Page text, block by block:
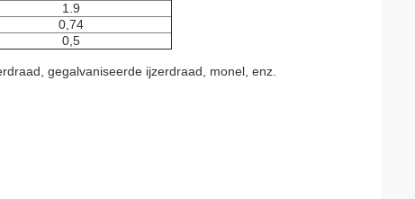
1.9
0,74
0,5
gegalvaniseerde ijzerdraad, monel, enz.